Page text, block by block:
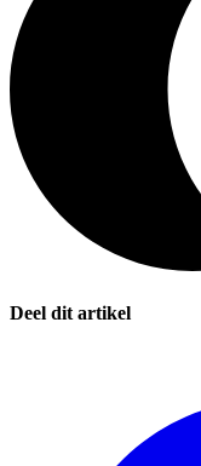
Deel dit artikel